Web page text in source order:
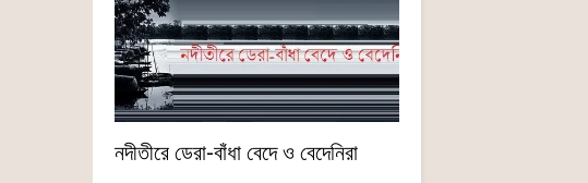
নদীতীরে ডেরা-বাঁধা বেদে ও বেদেনিরা